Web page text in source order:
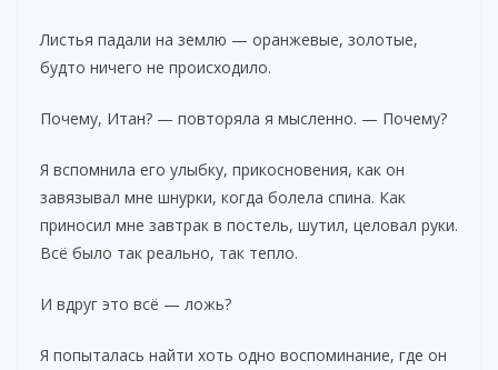
Листья падали на землю — оранжевые, золотые,
будто ничего не происходило.
Почему, Итан? — повторяла я мысленно. — Почему?
Я вспомнила его улыбку, прикосновения, как он
завязывал мне шнурки, когда болела спина. Как
приносил мне завтрак в постель, шутил, целовал руки.
Всё было так реально, так тепло.
И вдруг это всё — ложь?
Я попыталась найти хоть одно воспоминание, где он